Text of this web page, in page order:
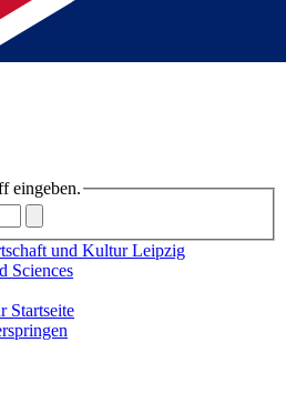
eingeben.
und Kultur Leipzig
Sciences